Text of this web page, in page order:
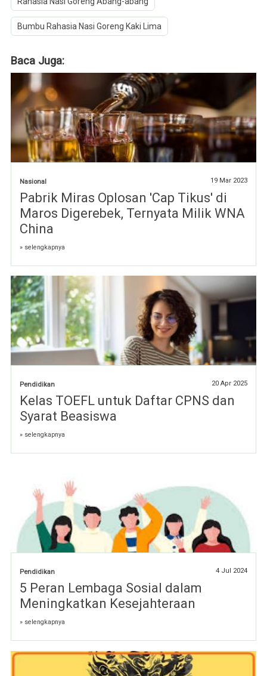
Bumbu Rahasia Nasi Goreng Kaki Lima
Baca Juga:
Nasional 19 Mar 2023
Pabrik Miras Oplosan 'Cap Tikus' di
Maros Digerebek, Ternyata Milik WNA
China
» selengkapnya
Pendidikan 20 Apr 2025
Kelas TOEFL untuk Daftar CPNS dan
Syarat Beasiswa
» selengkapnya
Pendidikan 4 Jul 2024
5 Peran Lembaga Sosial dalam
Meningkatkan Kesejahteraan
» selengkapnya